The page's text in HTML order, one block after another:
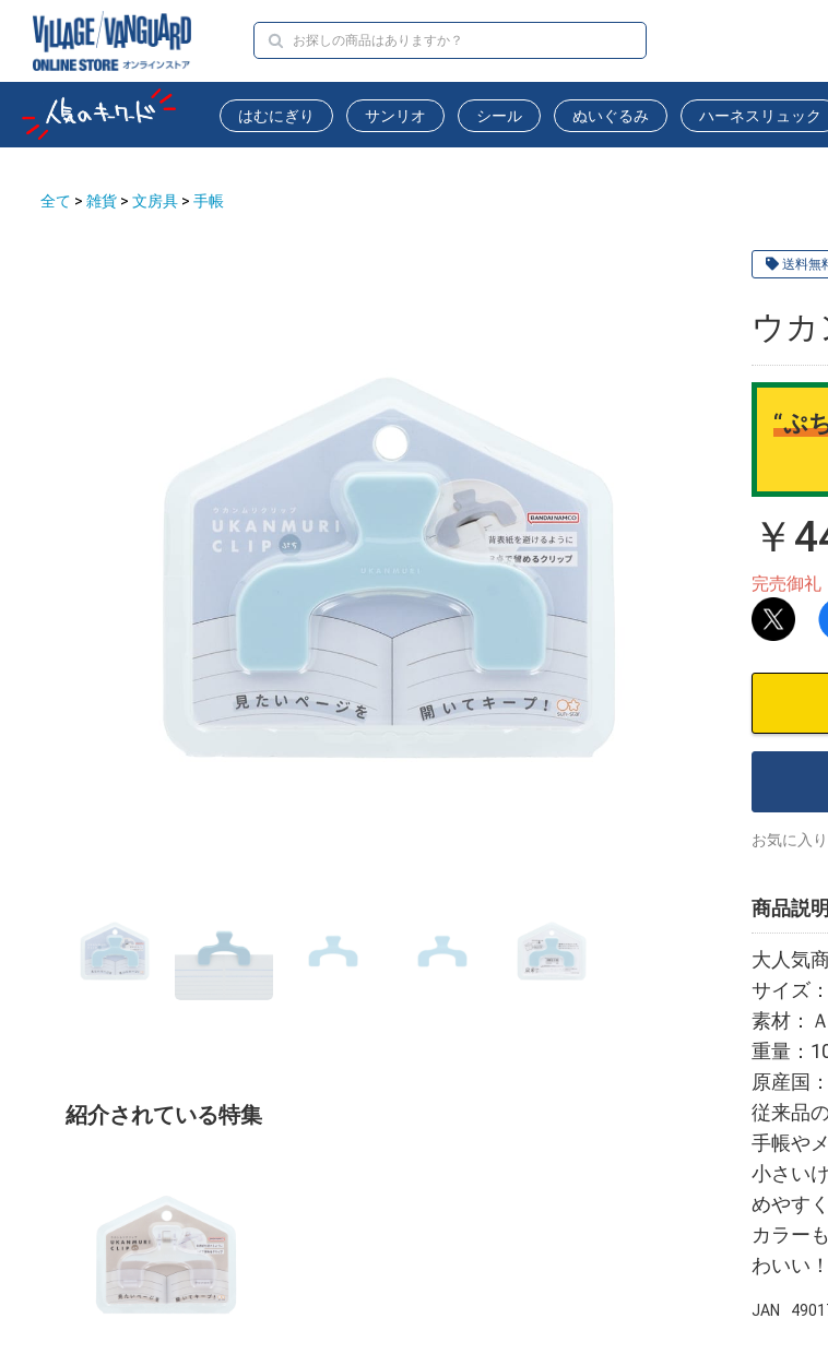
はむにぎり サンリオ シール ぬいぐるみ ハーネスリュック
全て > 雑貨 > 文房具 > 手帳
送料無
ウ
“ぷ
￥
完売御礼
お気に入
商品説明
大人気
サイズ
素材：
重量：
原産国
従来品
手帳や
小さい
めやす
カラー
わいい！
JAN
紹介されている特集